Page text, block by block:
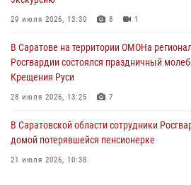
29 июля 2026, 13:30 8 1
В Саратове на территории ОМОНа
Росгвардии состоялся праздничный
Крещения Руси
28 июля 2026, 13:25 7
В Саратовской области сотрудники
домой потерявшейся пенсионерке
21 июля 2026, 10:38